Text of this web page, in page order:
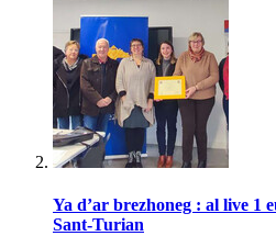
Ya d’ar brezhoneg : al live 1
Sant-Turian